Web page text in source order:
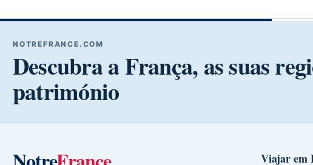
NOTREFRANCE.COM
Descubra a França, as suas
património
Viajar em